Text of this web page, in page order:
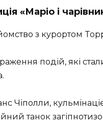
«Маріо і
з курортом
подій, які
Чіполли,
танок